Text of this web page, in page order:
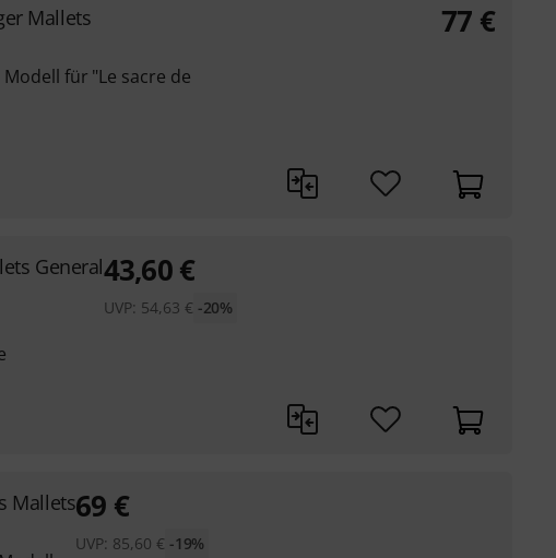
Mallets
für "Le sacre de
77 €
General43,60€
UVP: 54,63 € -20%
Mallets69 €
UVP: 85,60 € -19%